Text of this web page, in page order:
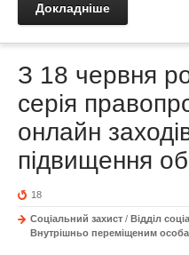
Докладніше
З 18 червня
серія
онлайн
підвищення
18
Соціальний захист / Відділ
Внутрішньо переміщеним